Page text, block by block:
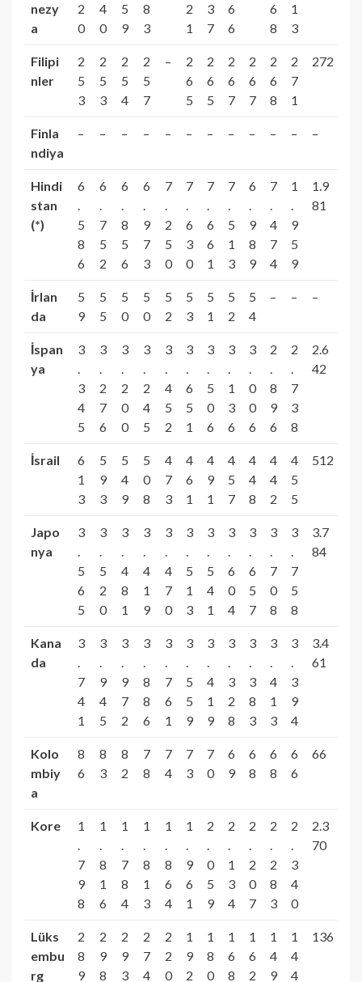
nezy
a
2
0
4
0
5
9
8
3
2
1
3
7
6
6
6
8
1
3
Filipi
nler
2
5
3
2
5
3
2
5
4
2
5
7
–
2
6
5
2
6
5
2
6
7
2
6
7
2
6
8
2
7
1
272
Finla
ndiya
– – – – – – – – – – – –
Hindi
stan
(*)
6
.
5
8
6
6
.
7
5
2
6
.
8
5
6
6
.
9
7
3
7
.
2
5
0
7
.
6
3
0
7
.
6
6
1
7
.
5
1
3
6
.
9
8
9
7
.
4
7
4
1
.
9
5
9
1.9
81
İrlan
da
5
9
5
5
5
0
5
0
5
2
5
3
5
1
5
2
5
4
– – –
İspan
ya
3
.
3
4
5
3
.
2
7
6
3
.
2
0
0
3
.
2
4
5
3
.
4
5
2
3
.
6
5
1
3
.
5
0
6
3
.
1
3
6
3
.
0
0
6
2
.
8
9
6
2
.
7
3
8
2.6
42
İsrail
6
1
3
5
9
3
5
4
9
5
0
8
4
7
3
4
6
1
4
9
1
4
5
7
4
4
8
4
4
2
4
5
5
512
Japo
nya
3
.
5
6
5
3
.
5
2
0
3
.
4
8
1
3
.
4
1
9
3
.
4
7
0
3
.
5
1
3
3
.
5
4
1
3
.
6
0
4
3
.
6
5
7
3
.
7
0
8
3
.
7
5
8
3.7
84
Kana
da
3
.
7
4
1
3
.
9
4
5
3
.
9
7
2
3
.
8
8
6
3
.
7
6
1
3
.
5
5
9
3
.
4
1
9
3
.
3
2
8
3
.
3
8
3
3
.
4
1
3
3
.
3
9
4
3.4
61
Kolo
mbiy
a
8
6
8
3
8
2
7
8
7
4
7
3
7
0
6
9
6
8
6
8
6
6
66
Kore
1
.
7
9
8
1
.
8
1
6
1
.
7
8
4
1
.
8
1
3
1
.
8
6
4
1
.
9
6
1
2
.
0
5
9
2
.
1
3
4
2
.
2
0
7
2
.
2
8
3
2
.
3
4
0
2.3
70
Lüks
embu
rg
2
8
9
2
9
8
2
9
3
2
7
4
2
2
0
1
9
2
1
8
0
1
6
8
1
6
2
1
4
9
1
4
4
136